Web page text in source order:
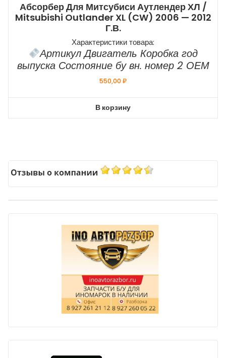
Абсорбер Для Митсубиси Аутлендер ХЛ /
Mitsubishi Outlander XL (CW) 2006 — 2012
Г.в.
Характеристики товара:
Артикул Двигатель Коробка год
выпуска Состояние бу вн. номер 2 ОЕМ
550,00₽
В корзину